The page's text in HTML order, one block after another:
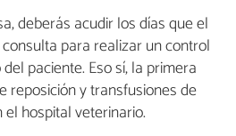
deberás acudir los días que el
para realizar un control
paciente. Eso sí, la primera
reposición y transfusiones de
hospital veterinario.